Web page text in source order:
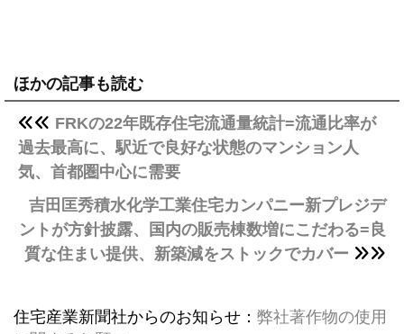
ほかの記事も読む
FRKの22年既存住宅流通量統計=流通比率が
過去最高に、駅近で良好な状態のマンション人
気、首都圏中心に需要
吉田匡秀積水化学工業住宅カンパニー新プレジデ
ントが方針披露、国内の販売棟数増にこだわる=良
質な住まい提供、新築減をストックでカバー
住宅産業新聞社からのお知らせ： 弊社著作物の使用